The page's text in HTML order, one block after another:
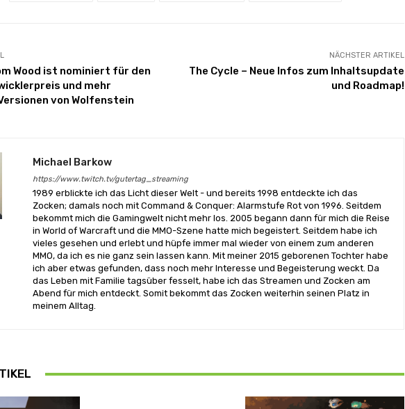
Wood ist nominiert für den
und mehr
von Wolfenstein
NÄCHSTER ARTIKEL
The Cycle – Neue Infos zum Inhaltsupdate
und Roadmap!
Michael Barkow
https://www.twitch.tv/gutertag_streaming
1989 erblickte ich das Licht dieser Welt - und bereits 1998 entdeckte ich das
Zocken; damals noch mit Command & Conquer: Alarmstufe Rot von 1996. Seitdem
bekommt mich die Gamingwelt nicht mehr los. 2005 begann dann für mich die Reise
in World of Warcraft und die MMO-Szene hatte mich begeistert. Seitdem habe ich
vieles gesehen und erlebt und hüpfe immer mal wieder von einem zum anderen
MMO, da ich es nie ganz sein lassen kann. Mit meiner 2015 geborenen Tochter habe
ich aber etwas gefunden, dass noch mehr Interesse und Begeisterung weckt. Da
das Leben mit Familie tagsüber fesselt, habe ich das Streamen und Zocken am
Abend für mich entdeckt. Somit bekommt das Zocken weiterhin seinen Platz in
meinem Alltag.